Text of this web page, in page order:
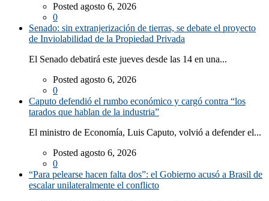
Posted agosto 6, 2026
0
Senado: sin extranjerización de tierras, se debate el proyecto
de Inviolabilidad de la Propiedad Privada
El Senado debatirá este jueves desde las 14 en una...
Posted agosto 6, 2026
0
Caputo defendió el rumbo económico y cargó contra “los
tarados que hablan de la industria”
El ministro de Economía, Luis Caputo, volvió a defender el...
Posted agosto 6, 2026
0
“Para pelearse hacen falta dos”: el Gobierno acusó a Brasil de
escalar unilateralmente el conflicto